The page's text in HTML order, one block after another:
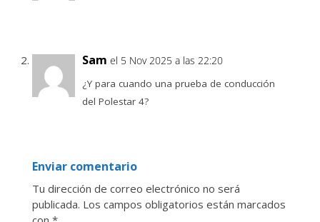
Sam el 5 Nov 2025 a las 22:20
¿Y para cuando una prueba de conducción
del Polestar 4?
Enviar comentario
Tu dirección de correo electrónico no será
publicada. Los campos obligatorios están marcados